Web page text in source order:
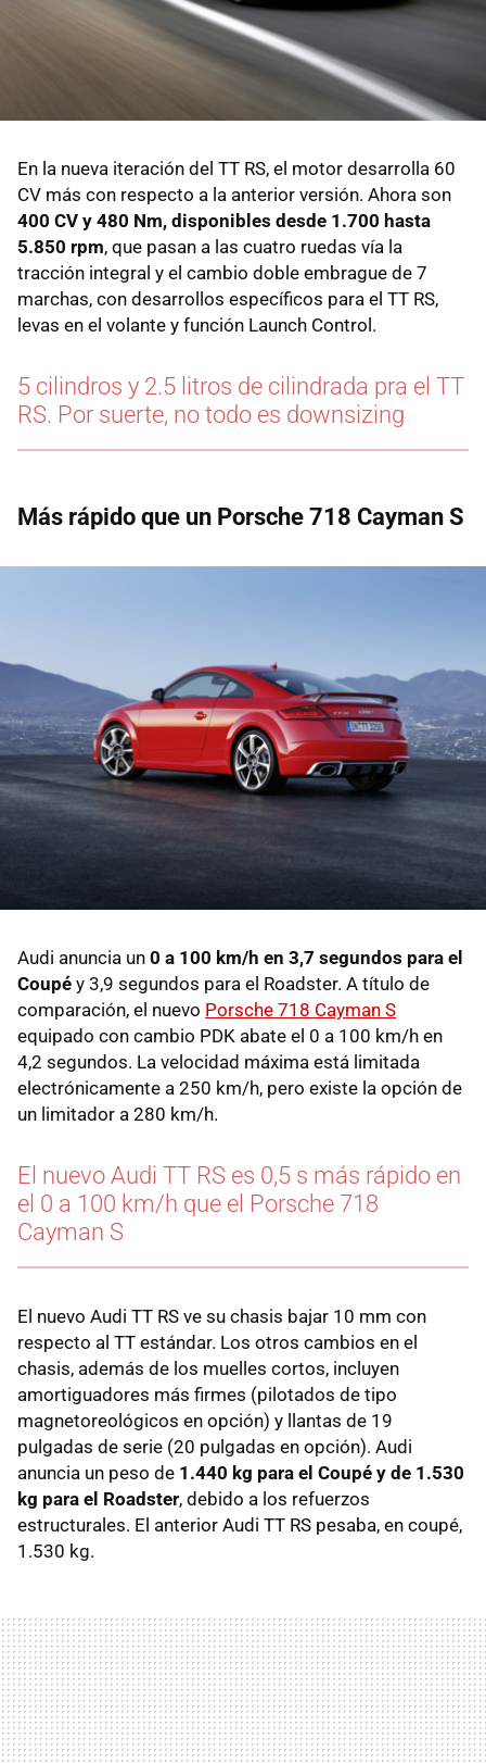
En la nueva iteración del TT RS, el motor desarrolla 60
CV más con respecto a la anterior versión. Ahora son
400 CV y 480 Nm, disponibles desde 1.700 hasta
5.850 rpm, que pasan a las cuatro ruedas vía la
tracción integral y el cambio doble embrague de 7
marchas, con desarrollos específicos para el TT RS,
levas en el volante y función Launch Control.
5 cilindros y 2.5 litros de cilindrada pra el TT
RS. Por suerte, no todo es downsizing
Más rápido que un Porsche 718 Cayman S
Audi anuncia un 0 a 100 km/h en 3,7 segundos para el
Coupé y 3,9 segundos para el Roadster. A título de
comparación, el nuevo Porsche 718 Cayman S
equipado con cambio PDK abate el 0 a 100 km/h en
4,2 segundos. La velocidad máxima está limitada
electrónicamente a 250 km/h, pero existe la opción de
un limitador a 280 km/h.
El nuevo Audi TT RS es 0,5 s más rápido en
el 0 a 100 km/h que el Porsche 718
Cayman S
El nuevo Audi TT RS ve su chasis bajar 10 mm con
respecto al TT estándar. Los otros cambios en el
chasis, además de los muelles cortos, incluyen
amortiguadores más firmes (pilotados de tipo
magnetoreológicos en opción) y llantas de 19
pulgadas de serie (20 pulgadas en opción). Audi
anuncia un peso de 1.440 kg para el Coupé y de 1.530
kg para el Roadster, debido a los refuerzos
estructurales. El anterior Audi TT RS pesaba, en coupé,
1.530 kg.